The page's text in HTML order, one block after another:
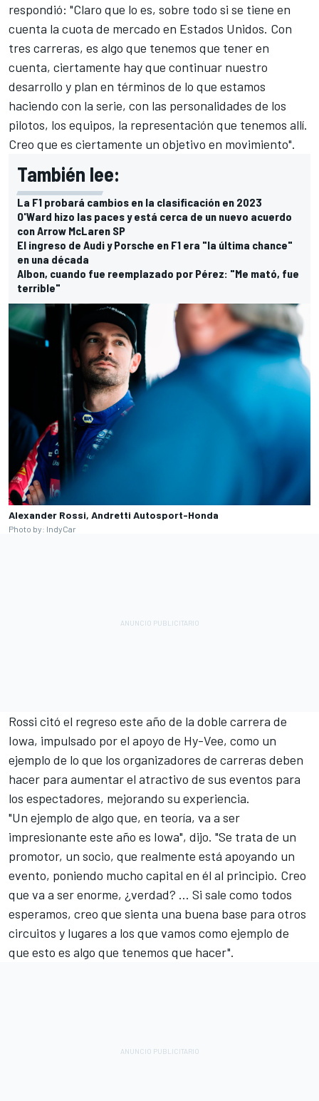
respondió: "Claro que lo es, sobre todo si se tiene en
cuenta la cuota de mercado en Estados Unidos. Con
tres carreras, es algo que tenemos que tener en
cuenta, ciertamente hay que continuar nuestro
desarrollo y plan en términos de lo que estamos
haciendo con la serie, con las personalidades de los
pilotos, los equipos, la representación que tenemos allí.
Creo que es ciertamente un objetivo en movimiento".
También lee:
La F1 probará cambios en la clasificación en 2023
O'Ward hizo las paces y está cerca de un nuevo acuerdo
con Arrow McLaren SP
El ingreso de Audi y Porsche en F1 era "la última chance"
en una década
Albon, cuando fue reemplazado por Pérez: "Me mató, fue
terrible"
Alexander Rossi, Andretti Autosport-Honda
Photo by: IndyCar
Rossi citó el regreso este año de la doble carrera de
Iowa, impulsado por el apoyo de Hy-Vee, como un
ejemplo de lo que los organizadores de carreras deben
hacer para aumentar el atractivo de sus eventos para
los espectadores, mejorando su experiencia.
"Un ejemplo de algo que, en teoría, va a ser
impresionante este año es Iowa", dijo. "Se trata de un
promotor, un socio, que realmente está apoyando un
evento, poniendo mucho capital en él al principio. Creo
que va a ser enorme, ¿verdad? ... Si sale como todos
esperamos, creo que sienta una buena base para otros
circuitos y lugares a los que vamos como ejemplo de
que esto es algo que tenemos que hacer".